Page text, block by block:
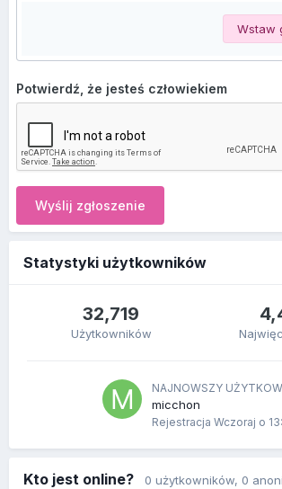
Wstaw
Potwierdź, że jesteś człowiekiem
Wyślij zgłoszenie
Statystyki użytkowników
32,719
Użytkowników
NAJNOWSZY
micchon
Rejestracja Wczoraj o
Kto jest online? 0 użytkowników, 0